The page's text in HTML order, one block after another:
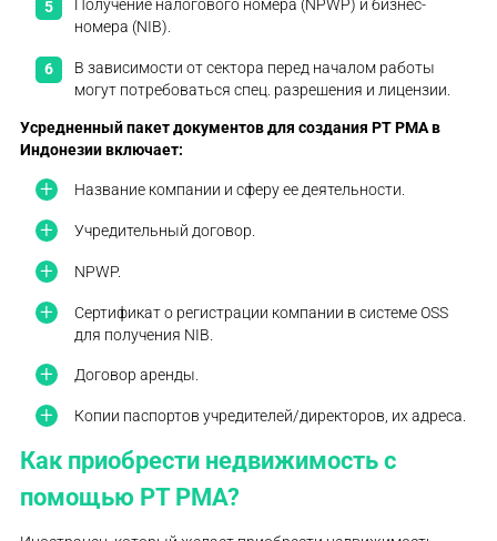
Получение налогового номера (NPWP) и бизнес-
номера (NIB).
В зависимости от сектора перед началом работы
могут потребоваться спец. разрешения и лицензии.
Усредненный пакет документов длясоздания PT PMA в
Индонезиивключает:
Название компании и сферу ее деятельности.
Учредительный договор.
NPWP.
Сертификат о регистрации компании в системе OSS
для получения NIB.
Договор аренды.
Копии паспортов учредителей/директоров, их адреса.
Как приобрести недвижимость с
помощью PT PMA?